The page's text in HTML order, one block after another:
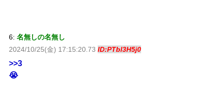
6: 名無しの名無し
2024/10/25(金) 17:15:20.73 ID:PTbl3H5j0
>>3
😭